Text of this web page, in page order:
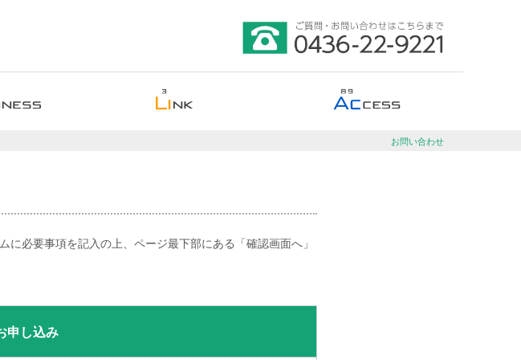
お問い合わせ
必要事項を記入の上、ページ最下部にある「確認画面へ」
申し込み